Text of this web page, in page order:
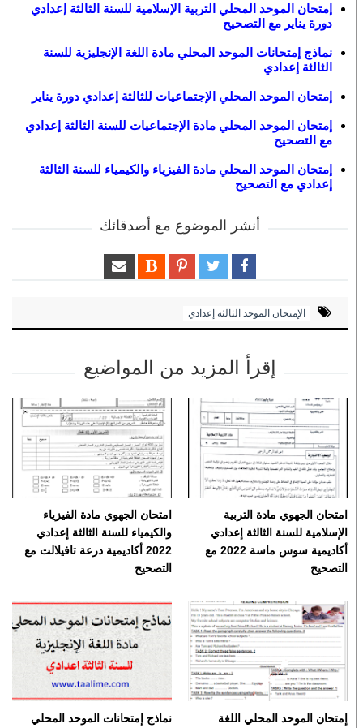
إمتحان الموحد المحلي التربية الإسلامية للسنة الثالثة إعدادي
دورة يناير مع التصحيح
نماذج إمتحانات الموحد المحلي مادة اللغة الإنجليزية للسنة
الثالثة إعدادي
إمتحان الموحد المحلي الإجتماعيات للثالثة إعدادي دورة يناير
إمتحان الموحد المحلي مادة الإجتماعيات للسنة الثالثة إعدادي
مع التصحيح
إمتحان الموحد المحلي مادة الفيزياء والكيمياء للسنة الثالثة
إعدادي مع التصحيح
أنشر الموضوع مع أصدقائك
الإمتحان الموحد الثالثة إعدادي
إقرأ المزيد من المواضيع
امتحان الجهوي مادة التربية
الإسلامية للسنة الثالثة إعدادي
أكاديمية سوس ماسة 2022 مع
التصحيح
امتحان الجهوي مادة الفيزياء
والكيمياء للسنة الثالثة إعدادي
2022 أكاديمية درعة تافيلالت مع
التصحيح
إمتحان الموحد المحلي اللغة
نماذج إمتحانات الموحد المحلي